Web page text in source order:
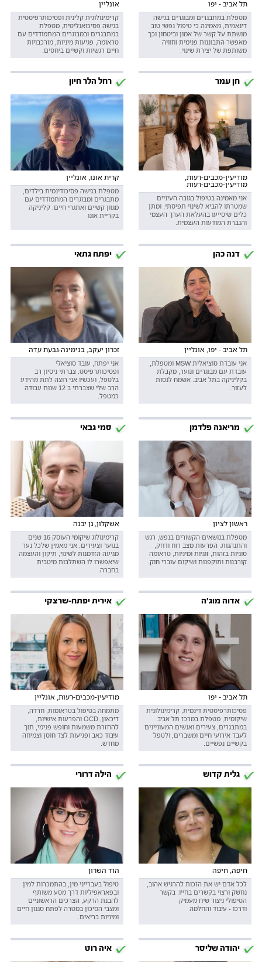
תל אביב - יפו
מטפלת במתבגרים ומבוגרים בגישה
דינאמית, מאמינה כי טיפול נפשי טוב
מושתת על קשר של אמון וביטחון וכך
מאפשר התבוננות פנימית וחוויה
משותפת של יצירת שינוי.
אונליין
קרימינולוגית קלינית ופסיכותרפיסטית
בגישה פסיכואנליטית, מטפלת
במתבגרים ובמבוגרים המתמודדים עם
טראומה, פגיעות מיניות, מורכבויות
חיים רגשיות וקשיים ביחסים.
חן עמר
מודיעין-מכבים-רעות,
מודיעין-מכבים-רעות
אני מאמינה בטיפול בגובה העיניים
שמטרתו להביא לשינוי תפיסתי, ומתן
כלים שיסייעו בהעלאת הערך העצמי
והגברת המודעות העצמית.
רחל הלר חיון
קרית אונו, אונליין
מטפלת בגישה פסיכודינמית בילדים,
מתבגרים ומבוגרים המתמודדים עם
מגוון קשיים ואתגרי חיים. קליניקה
בקריית אונו
דנה כהן
תל אביב - יפו, אונליין
אני עובדת סוציאלית MSW ומטפלת,
עובדת עם מבוגרים ונוער, מקבלת
בקליניקה בתל אביב. אשמח לנסות
לעזור.
יפתח גתאי
זכרון יעקב, בנימינה-גבעת עדה
אני יפתח, עובד סוציאלי
ופסיכותרפיסט. צברתי ניסיון רב
בלטפל, ועכשיו אני רוצה לתת מהידע
הרב שלי שצברתי ב 12 שנות עבודה
כמטפל.
מריאנה פלדמן
ראשון לציון
מטפלת בנושאים הקשורים בנפש, רגש
והתנהגות. הפרעות מצב רוח ודחק,
סוגיות בזהות, זוגיות ומיניות, טראומה
קורבנות ותוקפנות ושיקום עוברי חוק.
סמי גבאי
אשקלון, גן יבנה
קרימינולוג שיקומי העוסק 16 שנים
בנוער וצעירים. אני מאמין שלכל נער
מגיעה הזדמנות לשינוי, תיקון והעצמה
שיאפשרו לו השתלבות מיטבית
בחברה.
אדוה מוג'ה
תל אביב - יפו
פסיכותרפיסטית דינמית, קרימינולוגית
שיקומית, מטפלת במרכז תל אביב
במתבגרים, צעירים ואנשים המעוניינים
לעבד אירועי חיים ומשברים, ולטפל
בקשיים נפשיים.
אירית יפתח-שרצקי
מודיעין-מכבים-רעות, אונליין
מתמחה בטיפול בטראומות, חרדה,
דיכאון, OCD והפרעות אישיות,
להחזרת משמעות וחופש פנימי, תוך
עיבוד כאב ופגיעות לצד חוסן וצמיחה
מחדש.
גלית קדוש
חיפה, חיפה
לכל אדם יש את הזכות להרגיש אהוב,
נחשק ורצוי בקשרים בחייו. בקשר
הטיפולי ניצור שיח מעמיק
ודרכו - עיבוד והחלמה
הילה דרורי
הוד השרון
טיפול בעברייני מין, בהתמכרות למין
ובפאראפיליות דרך מסע משותף
להבנת הרקע, הצרכים הראשוניים
ומצבי הסיכון במטרה לפתח סגנון חיים
ומיניות בריאים.
יהודה שליסר איה רוט